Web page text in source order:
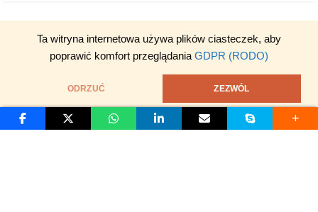
Ta witryna internetowa używa plików ciasteczek, aby
poprawić komfort przeglądania GDPR (RODO)
ODRZUĆ ZEZWÓL